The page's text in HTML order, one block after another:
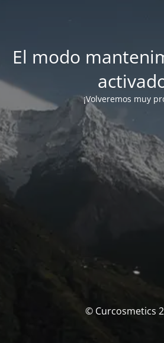
El modo
¡Volveremos muy
© Curcosmetics